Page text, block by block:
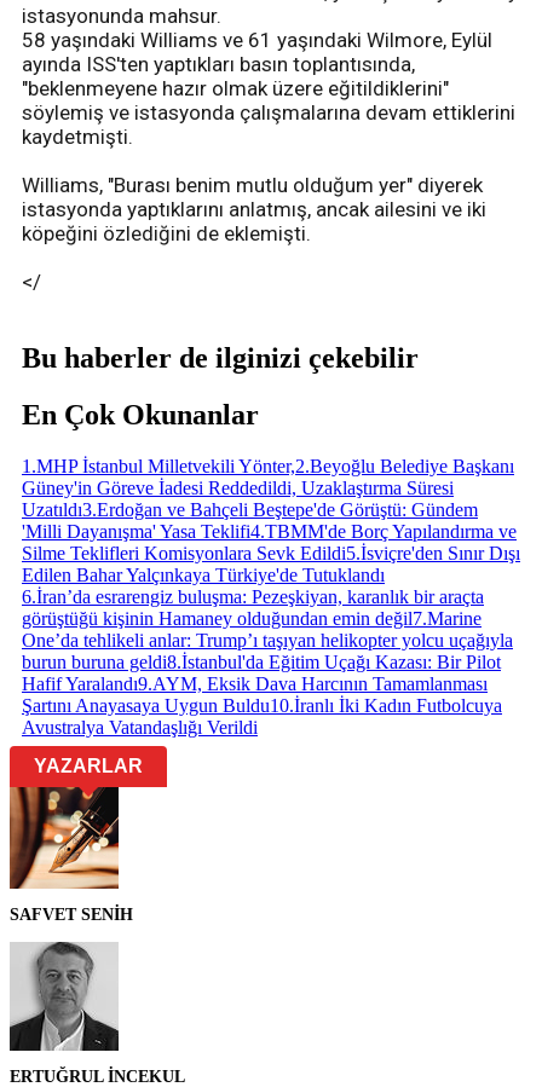
istasyonunda mahsur.
58 yaşındaki Williams ve 61 yaşındaki Wilmore, Eylül
ayında ISS'ten yaptıkları basın toplantısında,
"beklenmeyene hazır olmak üzere eğitildiklerini"
söylemiş ve istasyonda çalışmalarına devam ettiklerini
kaydetmişti.
Williams, "Burası benim mutlu olduğum yer" diyerek
istasyonda yaptıklarını anlatmış, ancak ailesini ve iki
köpeğini özlediğini de eklemişti.
</
Bu haberler de ilginizi çekebilir
En Çok Okunanlar
1 .MHP İstanbul Milletvekili Yönter,2.Beyoğlu Belediye Başkanı
Güney'in Göreve İadesi Reddedildi, Uzaklaştırma Süresi
Uzatıldı3.Erdoğan ve Bahçeli Beştepe'de Görüştü: Gündem
'Milli Dayanışma' Yasa Teklifi4.TBMM'de Borç Yapılandırma ve
Silme Teklifleri Komisyonlara Sevk Edildi5.İsviçre'den Sınır Dışı
Edilen Bahar Yalçınkaya Türkiye'de Tutuklandı
6.İran’da esrarengiz buluşma: Pezeşkiyan, karanlık bir araçta
görüştüğü kişinin Hamaney olduğundan emin değil7.Marine
One’da tehlikeli anlar: Trump’ı taşıyan helikopter yolcu uçağıyla
burun buruna geldi8.İstanbul'da Eğitim Uçağı Kazası: Bir Pilot
Hafif Yaralandı9.AYM, Eksik Dava Harcının Tamamlanması
Şartını Anayasaya Uygun Buldu10.İranlı İki Kadın Futbolcuya
Avustralya Vatandaşlığı Verildi
YAZARLAR
SAFVET SENİH
ERTUĞRUL İNCEKUL